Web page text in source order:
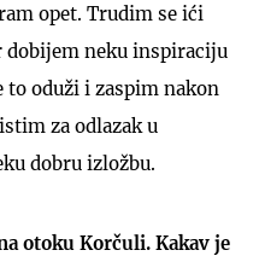
opet. Trudim se ići
dobijem neku inspiraciju
to oduži i zaspim nakon
za odlazak u
dobru izložbu.
otoku Korčuli. Kakav je